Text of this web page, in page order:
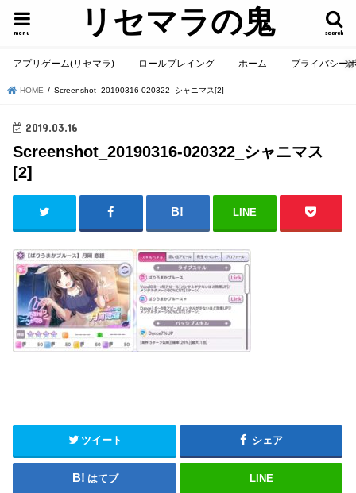
リセマラの鬼 search
menu
アプリゲーム(リセマラ) ロールプレイング ホーム プライバシー
HOME Screenshot_20190316-020322_シャニマス[2]
2019.03.16
Screenshot_20190316-020322_シャニマス
[2]
LINE
ツイート シェア
はてブ LINE